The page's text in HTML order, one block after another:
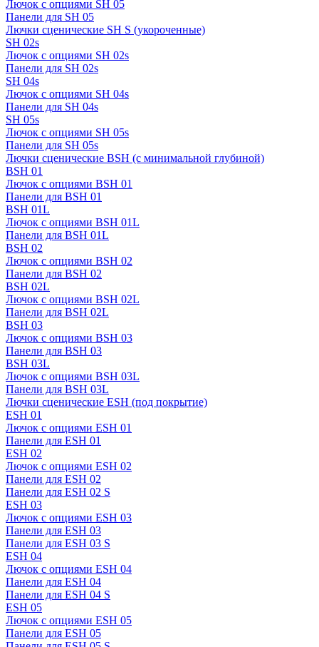
Лючок с опциями SH 05
Панели для SH 05
Лючки сценические SH S (укороченные)
SH 02s
Лючок с опциями SH 02s
Панели для SH 02s
SH 04s
Лючок с опциями SH 04s
Панели для SH 04s
SH 05s
Лючок с опциями SH 05s
Панели для SH 05s
Лючки сценические BSH (с минимальной глубиной)
BSH 01
Лючок с опциями BSH 01
Панели для BSH 01
BSH 01L
Лючок с опциями BSH 01L
Панели для BSH 01L
BSH 02
Лючок с опциями BSH 02
Панели для BSH 02
BSH 02L
Лючок с опциями BSH 02L
Панели для BSH 02L
BSH 03
Лючок с опциями BSH 03
Панели для BSH 03
BSH 03L
Лючок с опциями BSH 03L
Панели для BSH 03L
Лючки сценические ESH (под покрытие)
ESH 01
Лючок с опциями ESH 01
Панели для ESH 01
ESH 02
Лючок с опциями ESH 02
Панели для ESH 02
Панели для ESH 02 S
ESH 03
Лючок с опциями ESH 03
Панели для ESH 03
Панели для ESH 03 S
ESH 04
Лючок с опциями ESH 04
Панели для ESH 04
Панели для ESH 04 S
ESH 05
Лючок с опциями ESH 05
Панели для ESH 05